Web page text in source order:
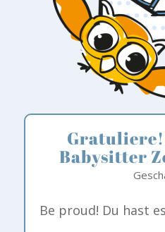
Babysitter
Be proud! Du hast